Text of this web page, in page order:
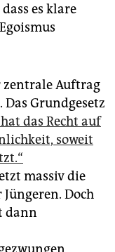
es klare
zentrale Auftrag
Grundgesetz
hat das Recht auf
soweit
massiv die
Doch
dann